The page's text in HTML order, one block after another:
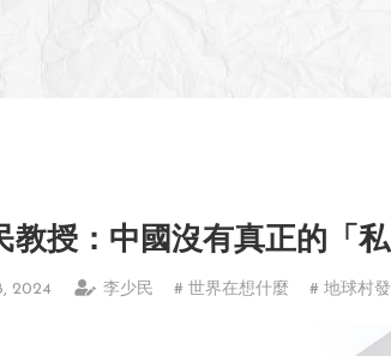
教授：中國沒有真正的「私
2024 李少民 # 世界在想什麼 # 地球村